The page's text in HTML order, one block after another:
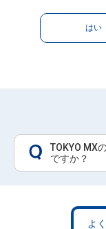
はい
TOKYO MX
ですか？